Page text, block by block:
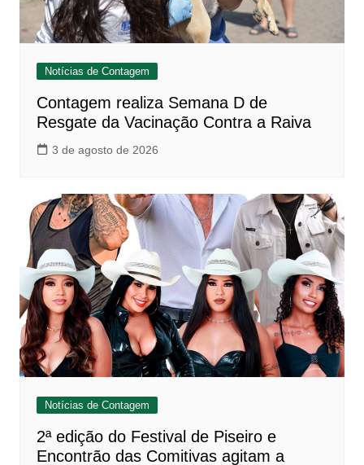
Notícias de Contagem
Contagem realiza Semana D de
Resgate da Vacinação Contra a Raiva
3 de agosto de 2026
Notícias de Contagem
2ª edição do Festival de Piseiro e
Encontrão das Comitivas agitam a